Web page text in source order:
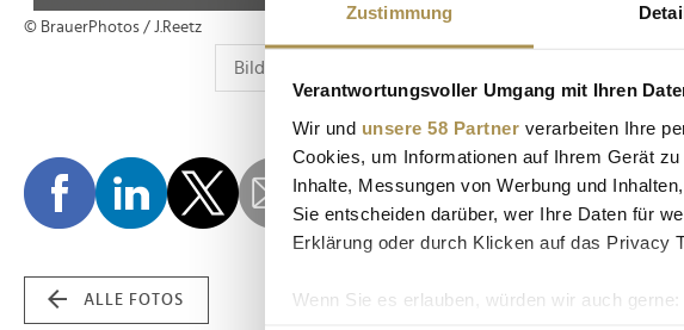
Zustimmung
Verantwortungsvoller Umgang mit Ihren
Wir und unsere 58 Partner verarbeiten Ihre
Cookies, um Informationen auf Ihrem Gerät
Inhalte, Messungen von Werbung und
Sie entscheiden darüber, wer Ihre Daten für
Erklärung oder durch Klicken auf das Privacy
Wenn Sie es erlauben, würden wir auch gerne:
© BrauerPhotos / J.Reetz
ALLE FOTOS